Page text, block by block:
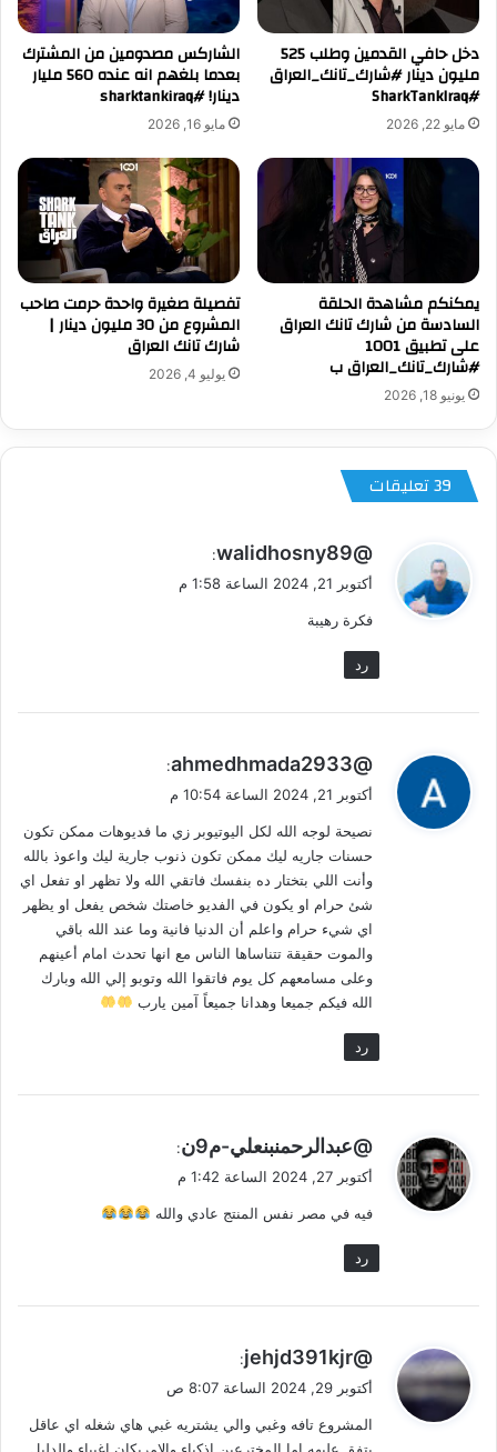
دخل حافي القدمين وطلب 525
مليون دينار #شارك_تانك_العراق
#SharkTankIraq
مايو 22, 2026
الشاركس مصدومين من المشترك
بعدما بلغهم انه عنده 560 مليار
دينار! #sharktankiraq
مايو 16, 2026
يمكنكم مشاهدة الحلقة
السادسة من شارك تانك العراق
على تطبيق 1001
#شارك_تانك_العراق ب
يونيو 18, 2026
تفصيلة صغيرة واحدة حرمت صاحب
المشروع من 30 مليون دينار |
شارك تانك العراق
يوليو 4, 2026
‫39 تعليقات
ي
ق
ل
@walidhosny89
:
أكتوبر 21, 2024 الساعة 1:58 م
فكرة رهيبة
رد
ي
ق
ل
@ahmedhmada2933
:
أكتوبر 21, 2024 الساعة 10:54 م
نصيحة لوجه الله لكل اليوتيوبر زي ما فديوهات ممكن تكون
حسنات جاريه ليك ممكن تكون ذنوب جارية ليك واعوذ بالله
وأنت اللي بتختار ده بنفسك فاتقي الله ولا تظهر او تفعل اي
شئ حرام او يكون في الفديو خاصتك شخص يفعل او يظهر
اي شيء حرام واعلم أن الدنيا فانية وما عند الله باقي
والموت حقيقة تتناساها الناس مع انها تحدث امام أعينهم
وعلى مسامعهم كل يوم فاتقوا الله وتوبو إلي الله وبارك
الله فيكم جميعا وهدانا جميعاً آمين يارب
رد
ي
ق
ل
@عبدالرحمنبنعلي-م9ن
:
أكتوبر 27, 2024 الساعة 1:42 م
فيه في مصر نفس المنتج عادي والله
رد
ي
ق
ل
@jehjd391kjr
:
أكتوبر 29, 2024 الساعة 8:07 ص
المشروع تافه وغبي والي يشتريه غبي هاي شغله اي عاقل
يتفق عليهه اما المخترعين اذكياء والامريكان اغبياء والدليل